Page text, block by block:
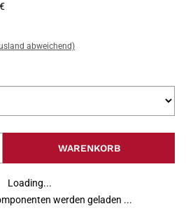
abweichend)
WARENKORB
Loading...
werden geladen ...